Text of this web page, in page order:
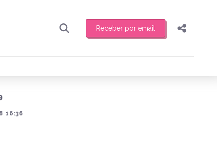
Receber por email
toda sexta-feira de manhã o resumo
Compartilhar
16:36